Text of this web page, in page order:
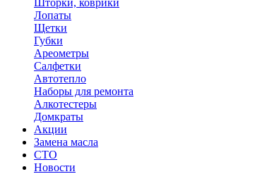
Шторки, коврики
Лопаты
Щетки
Губки
Ареометры
Салфетки
Автотепло
Наборы для ремонта
Алкотестеры
Домкраты
Акции
Замена масла
СТО
Новости